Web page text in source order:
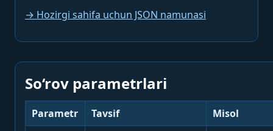
→ Hozirgi sahifa uchun JSON namunasi
So‘rov parametrlari
Parametr Tavsif Misol